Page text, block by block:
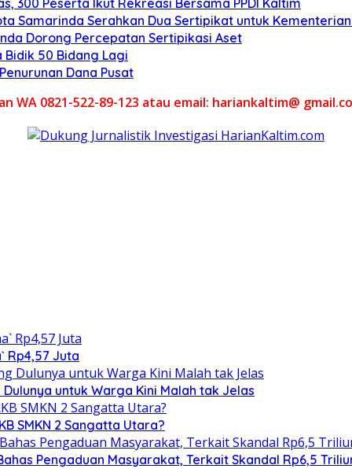
Samarinda Serahkan Dua Sertipikat untuk
Dorong Percepatan Sertipikasi Aset
50 Bidang Lagi
Dana Pusat
0821-522-89-123 atau email: hariankaltim@
Rp4,57 Juta
untuk Warga Kini Malah tak Jelas
SMKN 2 Sangatta Utara?
Pengaduan Masyarakat, Terkait Skandal Rp6,5